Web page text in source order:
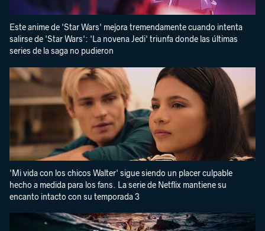
Este anime de 'Star Wars' mejora tremendamente cuando intenta
salirse de 'Star Wars': 'La novena Jedi' triunfa donde las últimas
series de la saga no pudieron
'Mi vida con los chicos Walter' sigue siendo un placer culpable
hecho a medida para los fans. La serie de Netflix mantiene su
encanto intacto con su temporada 3